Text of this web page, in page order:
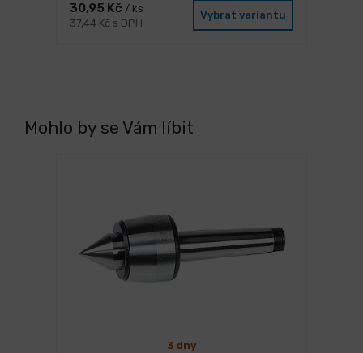
30,95 Kč / ks
37,44 Kč s DPH
Vybrat variantu
Mohlo by se Vám líbit
3 dny